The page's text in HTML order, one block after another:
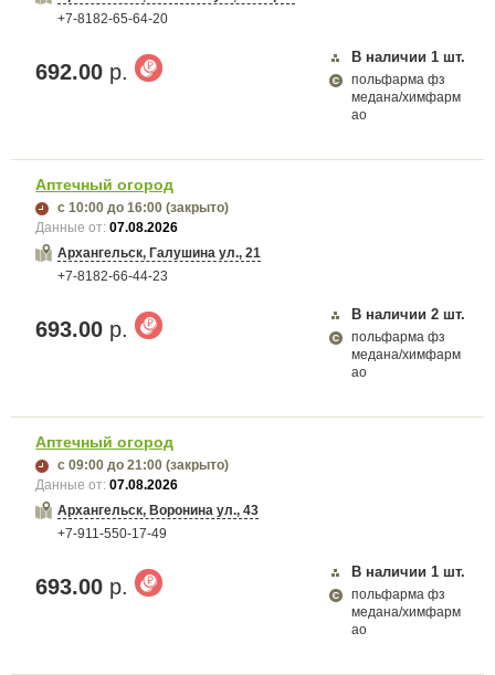
+7-8182-65-64-20
692.00 р.
В наличии 1 шт.
польфарма фз
медана/химфарм
ао
Аптечный огород
с 10:00 до 16:00 (закрыто)
Данные от:07.08.2026
Архангельск, Галушина ул., 21
+7-8182-66-44-23
693.00 р.
В наличии 2 шт.
польфарма фз
медана/химфарм
ао
Аптечный огород
с 09:00 до 21:00 (закрыто)
Данные от:07.08.2026
Архангельск, Воронина ул., 43
+7-911-550-17-49
693.00 р.
В наличии 1 шт.
польфарма фз
медана/химфарм
ао